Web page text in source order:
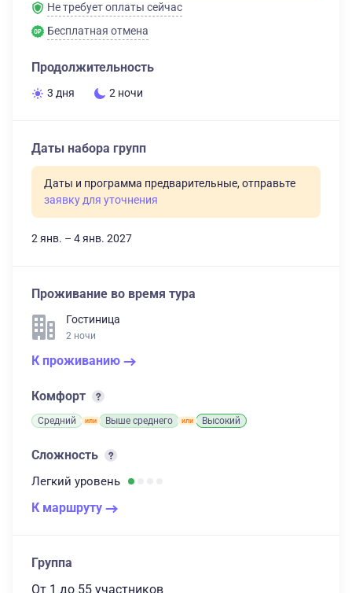
Не требует оплаты сейчас
Бесплатная отмена
Продолжительность
3 дня 2 ночи
Даты набора групп
Даты и программа предварительные, отправьте
заявку для уточнения
2 янв. – 4 янв. 2027
Проживание во время тура
Гостиница
2 ночи
К проживанию
Комфорт
Средний Выше среднего Высокий
Сложность
Легкий уровень
К маршруту
Группа
От 1 до 55 участников